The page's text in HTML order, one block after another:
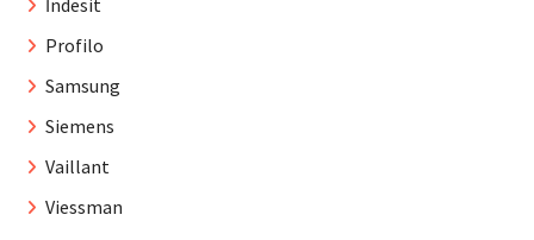
Profilo
Samsung
Siemens
Vaillant
Viessman